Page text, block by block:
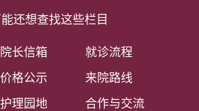
还想查找这些栏目
院长信箱
就诊流程
价格公示
来院路线
护理园地 合作与交流